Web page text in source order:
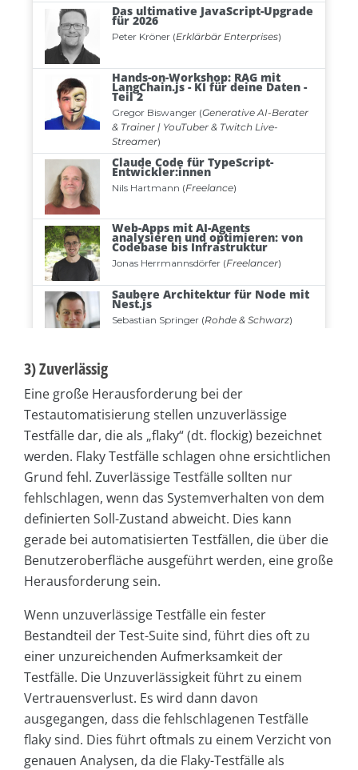
3) Zuverlässig
Eine große Herausforderung bei der
Testautomatisierung stellen unzuverlässige
Testfälle dar, die als „flaky“ (dt. flockig) bezeichnet
werden. Flaky Testfälle schlagen ohne ersichtlichen
Grund fehl. Zuverlässige Testfälle sollten nur
fehlschlagen, wenn das Systemverhalten von dem
definierten Soll-Zustand abweicht. Dies kann
gerade bei automatisierten Testfällen, die über die
Benutzeroberfläche ausgeführt werden, eine große
Herausforderung sein.
Wenn unzuverlässige Testfälle ein fester
Bestandteil der Test-Suite sind, führt dies oft zu
einer unzureichenden Aufmerksamkeit der
Testfälle. Die Unzuverlässigkeit führt zu einem
Vertrauensverlust. Es wird dann davon
ausgegangen, dass die fehlschlagenen Testfälle
flaky sind. Dies führt oftmals zu einem Verzicht von
genauen Analysen, da die Flaky-Testfälle als